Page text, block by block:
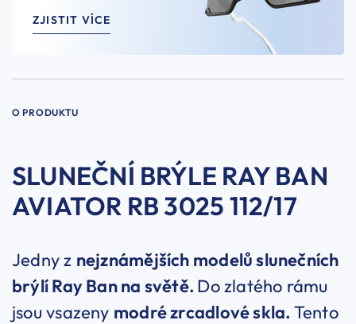
ZJISTIT VÍCE
O PRODUKTU
SLUNEČNÍ BRÝLE RAY BAN
AVIATOR RB 3025 112/17
Jedny z nejznámějších modelů slunečních
brýlí Ray Ban na světě. Do zlatého rámu
jsou vsazeny modré zrcadlové skla. Tento